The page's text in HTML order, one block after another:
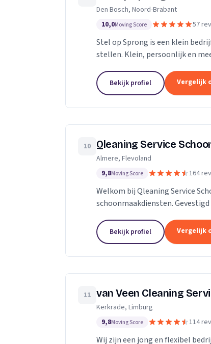
Den Bosch, Noord-Brabant
10,0Moving Score 57
Stel op Sprong is een klein
stellen. Klein, persoonlijk en
Bekijk profiel Vergelijk
10 Qleaning Service
Almere, Flevoland
9,8Moving Score 164
Welkom bij Qleaning Service
schoonmaakdiensten.
Bekijk profiel Vergelijk
11 van Veen Cleaning
Kerkrade, Limburg
9,8Moving Score 114
Wij zijn een jong en flexibel